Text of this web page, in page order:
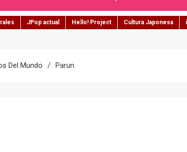
JPop actual Hello! Project Cultura Japonesa
Del Mundo Parun